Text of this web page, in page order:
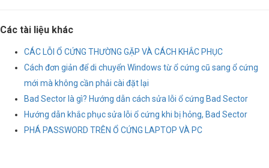
Các tài liệu khác
CÁC LỖI Ổ CỨNG THƯỜNG GẶP VÀ CÁCH KHẮC PHỤC
Cách đơn giản để di chuyển Windows từ ổ cứng cũ sang ổ cứng
mới mà không cần phải cài đặt lại
Bad Sector là gì? Hướng dẫn cách sửa lỗi ổ cứng Bad Sector
Hướng dẫn khắc phục sửa lỗi ổ cứng khi bị hỏng, Bad Sector
PHÁ PASSWORD TRÊN Ổ CỨNG LAPTOP VÀ PC